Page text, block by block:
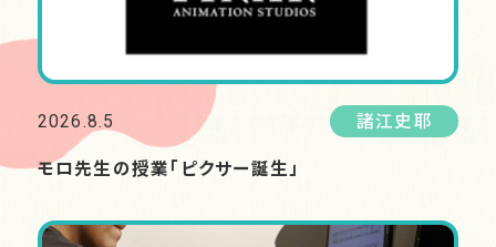
2026.8.5 諸江史耶
モロ先生の授業「ピクサー誕生」